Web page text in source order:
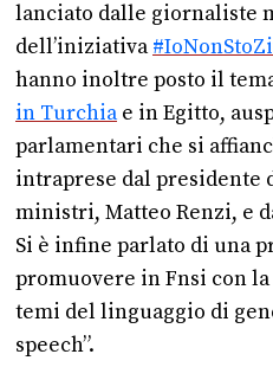
lanciato dalle giornaliste
dell’iniziativa
hanno inoltre posto il
in Turchiae in Egitto,
parlamentari che si
intraprese dal presidente
ministri, Matteo Renzi, e
Si è infine parlato di una
promuovere in Fnsi con
temi del linguaggio di
speech”.